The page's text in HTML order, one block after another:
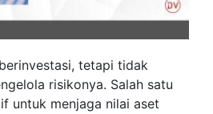
tetapi tidak
risikonya. Salah satu
untuk menjaga nilai aset